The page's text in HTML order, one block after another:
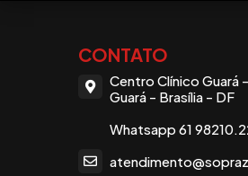
CONTATO
Centro Clínico Guará
Guará - Brasília - DF
Whatsapp 61